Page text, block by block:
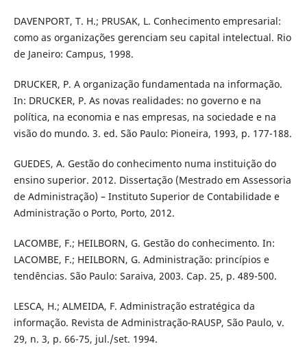
DAVENPORT, T. H.; PRUSAK, L. Conhecimento empresarial:
como as organizações gerenciam seu capital intelectual. Rio
de Janeiro: Campus, 1998.
DRUCKER, P. A organização fundamentada na informação.
In: DRUCKER, P. As novas realidades: no governo e na
política, na economia e nas empresas, na sociedade e na
visão do mundo. 3. ed. São Paulo: Pioneira, 1993, p. 177-188.
GUEDES, A. Gestão do conhecimento numa instituição do
ensino superior. 2012. Dissertação (Mestrado em Assessoria
de Administração) – Instituto Superior de Contabilidade e
Administração o Porto, Porto, 2012.
LACOMBE, F.; HEILBORN, G. Gestão do conhecimento. In:
LACOMBE, F.; HEILBORN, G. Administração: princípios e
tendências. São Paulo: Saraiva, 2003. Cap. 25, p. 489-500.
LESCA, H.; ALMEIDA, F. Administração estratégica da
informação. Revista de Administração-RAUSP, São Paulo, v.
29, n. 3, p. 66-75, jul./set. 1994.